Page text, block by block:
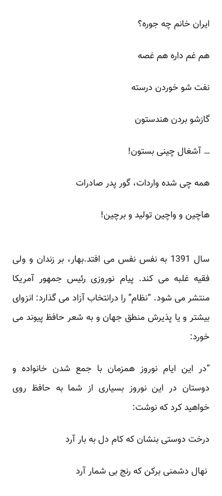
ایران خانم چه جوره؟
هم غم داره هم غصه
نفت شو خوردن درسته
گازشو بردن هندستون
… آشغال چینی بستون!
همه چی شده واردات، گور پدر صادرات
هاچین و واچین تولید و برچین!
سال 1391 به نفس نفس می افتد.بهار، بر زندان و ولی
فقیه غلبه می کند. پیام نوروزی رئیس جمهور آمریکا
منتشر می شود. “نظام” را درانتخاب آزاد می گذارد: انزوای
بیشتر و یا پذیرش منطق جهان و به شعر حافظ پیوند می
خورد:
“در این ایام نوروز همزمان با جمع شدن خانواده و
دوستان در این نوروز بسیاری از شما به حافظ روی
خواهید کرد که نوشت:
درخت دوستی بنشان که کام دل به بار آرد
نهال دشمنی برکن که رنج بی شمار آرد